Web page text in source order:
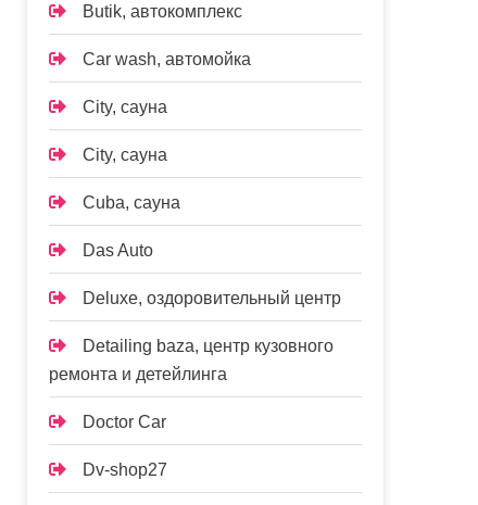
Butik, автокомплекс
Car wash, автомойка
City, сауна
City, сауна
Cuba, сауна
Das Auto
Deluxe, оздоровительный центр
Detailing baza, центр кузовного
ремонта и детейлинга
Doctor Car
Dv-shop27